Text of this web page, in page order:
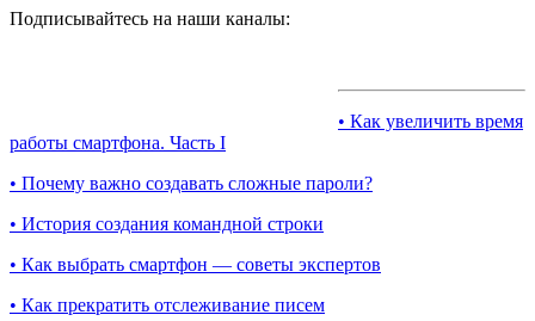
Подписывайтесь на наши каналы:
• Как увеличить время
работы смартфона. Часть I
• Почему важно создавать сложные пароли?
• История создания командной строки
• Как выбрать смартфон — советы экспертов
• Как прекратить отслеживание писем